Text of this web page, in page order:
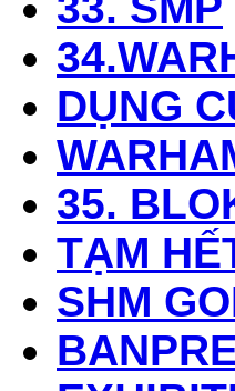
DỤNG
35.
TẠM
SHM